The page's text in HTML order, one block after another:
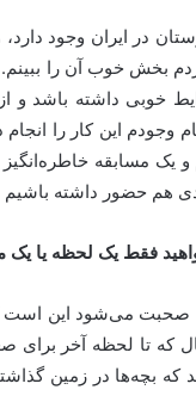
در ایران وجود
بخش خوب آن را
خوبی داشته باشد و
این کار را
یک مسابقه
هم حضور داشته باشیم
فقط یک لحظه یا یک
می‌شود این است که
تا لحظه آخر برای
که بچه‌ها در زمین